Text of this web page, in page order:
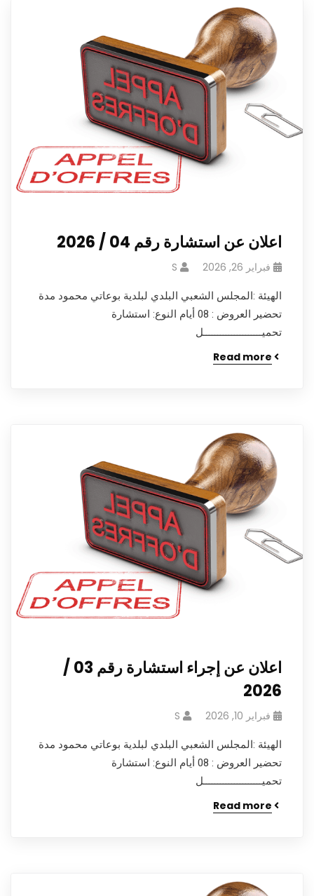
اعلان عن استشارة رقم 04 / 2026
فبراير 26, 2026 S
الهيئة :المجلس الشعبي البلدي لبلدية بوعاتي محمود مدة
تحضير العروض : 08 أيام النوع: استشارة
تحميـــــــــــــــــــــل
Read more
اعلان عن إجراء استشارة رقم 03 /
2026
فبراير 10, 2026 S
الهيئة :المجلس الشعبي البلدي لبلدية بوعاتي محمود مدة
تحضير العروض : 08 أيام النوع: استشارة
تحميـــــــــــــــــــــل
Read more